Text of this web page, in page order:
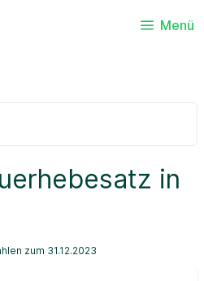
Menü
in
zum 31.12.2023